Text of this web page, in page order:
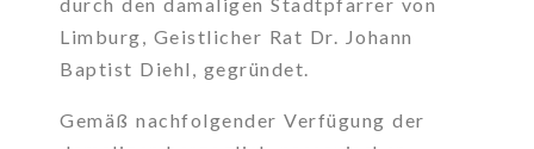
Limburg, Geistlicher Rat Dr. Johann
Baptist Diehl, gegründet.
Gemäß nachfolgender Verfügung der